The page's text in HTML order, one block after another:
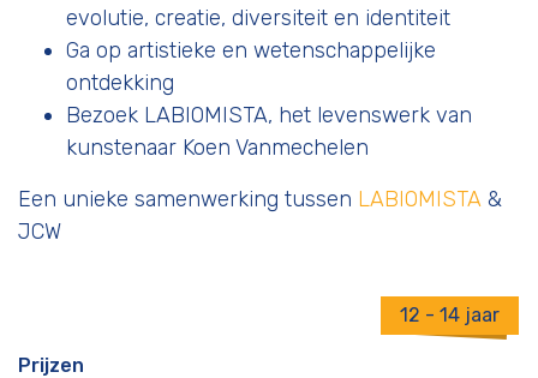
evolutie, creatie, diversiteit en identiteit
Ga op artistieke en wetenschappelijke
ontdekking
Bezoek LABIOMISTA, het levenswerk van
kunstenaar Koen Vanmechelen
Een unieke samenwerking tussen LABIOMISTA &
JCW
12 - 14 jaar
Prijzen